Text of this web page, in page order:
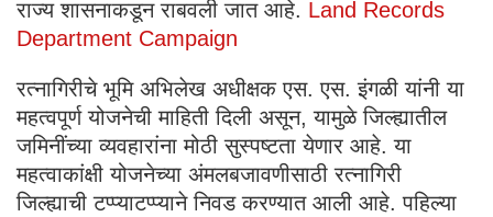
राज्य शासनाकडून राबवली जात आहे. Land Records
Department Campaign
रत्नागिरीचे भूमि अभिलेख अधीक्षक एस. एस. इंगळी यांनी या
महत्वपूर्ण योजनेची माहिती दिली असून, यामुळे जिल्ह्यातील
जमिनींच्या व्यवहारांना मोठी सुस्पष्टता येणार आहे. या
महत्वाकांक्षी योजनेच्या अंमलबजावणीसाठी रत्नागिरी
जिल्ह्याची टप्प्याटप्प्याने निवड करण्यात आली आहे. पहिल्या